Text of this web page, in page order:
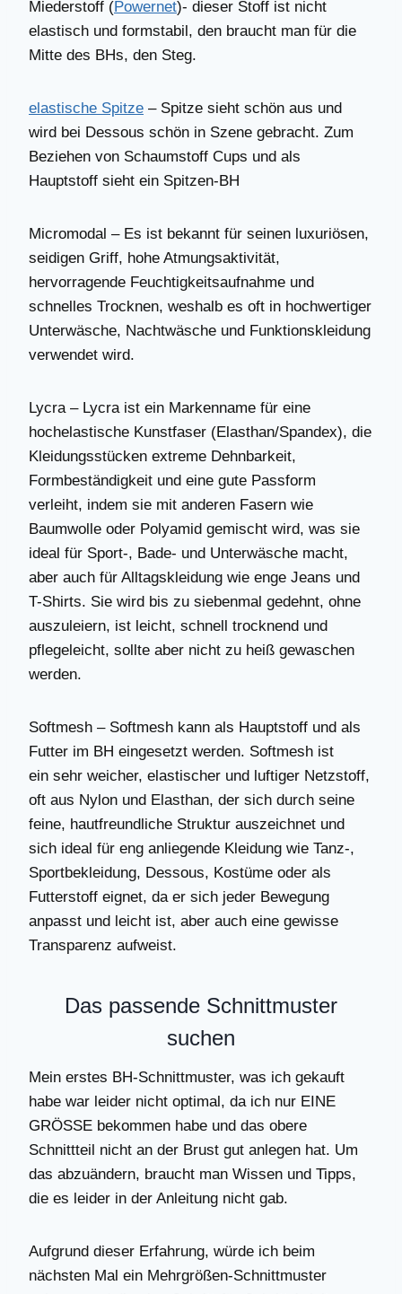
Miederstoff (Powernet)- dieser Stoff ist nicht
elastisch und formstabil, den braucht man für die
Mitte des BHs, den Steg.
elastische Spitze – Spitze sieht schön aus und
wird bei Dessous schön in Szene gebracht. Zum
Beziehen von Schaumstoff Cups und als
Hauptstoff sieht ein Spitzen-BH
Micromodal – Es ist bekannt für seinen luxuriösen,
seidigen Griff, hohe Atmungsaktivität,
hervorragende Feuchtigkeitsaufnahme und
schnelles Trocknen, weshalb es oft in hochwertiger
Unterwäsche, Nachtwäsche und Funktionskleidung
verwendet wird.
Lycra – Lycra ist ein Markenname für eine
hochelastische Kunstfaser (Elasthan/Spandex), die
Kleidungsstücken extreme Dehnbarkeit,
Formbeständigkeit und eine gute Passform
verleiht, indem sie mit anderen Fasern wie
Baumwolle oder Polyamid gemischt wird, was sie
ideal für Sport-, Bade- und Unterwäsche macht,
aber auch für Alltagskleidung wie enge Jeans und
T-Shirts. Sie wird bis zu siebenmal gedehnt, ohne
auszuleiern, ist leicht, schnell trocknend und
pflegeleicht, sollte aber nicht zu heiß gewaschen
werden.
Softmesh – Softmesh kann als Hauptstoff und als
Futter im BH eingesetzt werden. Softmesh ist
ein sehr weicher, elastischer und luftiger Netzstoff,
oft aus Nylon und Elasthan, der sich durch seine
feine, hautfreundliche Struktur auszeichnet und
sich ideal für eng anliegende Kleidung wie Tanz-,
Sportbekleidung, Dessous, Kostüme oder als
Futterstoff eignet, da er sich jeder Bewegung
anpasst und leicht ist, aber auch eine gewisse
Transparenz aufweist.
Das passende Schnittmuster
suchen
Mein erstes BH-Schnittmuster, was ich gekauft
habe war leider nicht optimal, da ich nur EINE
GRÖSSE bekommen habe und das obere
Schnittteil nicht an der Brust gut anlegen hat. Um
das abzuändern, braucht man Wissen und Tipps,
die es leider in der Anleitung nicht gab.
Aufgrund dieser Erfahrung, würde ich beim
nächsten Mal ein Mehrgrößen-Schnittmuster